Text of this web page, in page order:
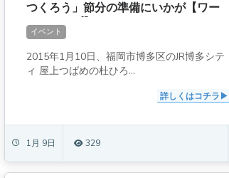
つくろう」節分の準備にいかが【ワー
クショップ】
イベント
2015年1月10日、福岡市博多区のJR博多シテ
ィ 屋上つばめの杜ひろ...
詳しくはコチラ
1月 9日 329